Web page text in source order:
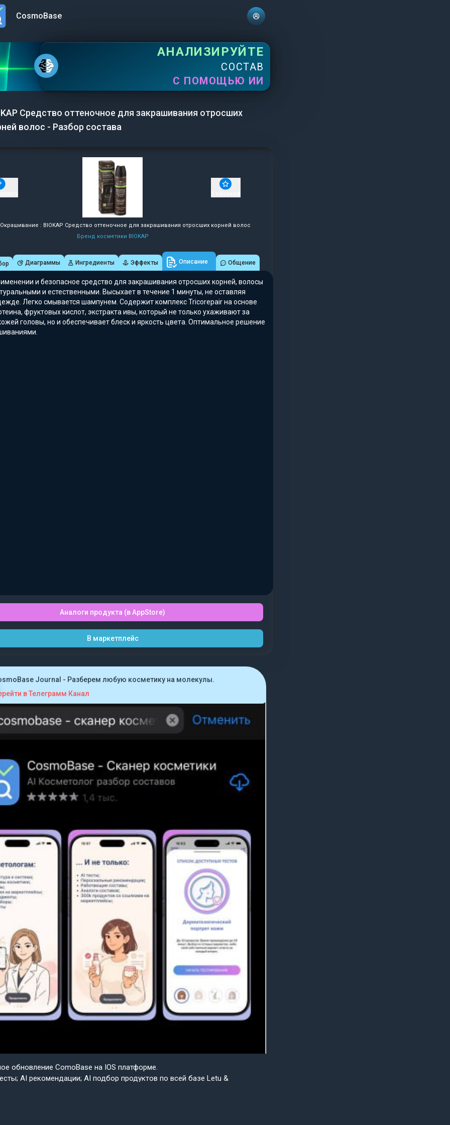
menuCosmoBase
АНАЛИЗИРУЙТЕ
СОСТАВ
С ПОМОЩЬЮ ИИ
Средство оттеночное для закрашивания отросших
волос - Разбор состава
: BIOKAP Средство оттеночное для закрашивания отросших корней волос
Бренд косметики BIOKAP
Диаграммы Ингредиенты Эффекты Описание Общение
и безопасное средство для закрашивания отросших корней, волосы
и естественными. Высыхает в течение 1 минуты, не оставляя
Легко смывается шампунем. Содержит комплекс Tricorepair на основе
фруктовых кислот, экстракта ивы, который не только ухаживают за
головы, но и обеспечивает блеск и яркость цвета. Оптимальное решение
Аналоги продукта (в AppStore)
В маркетплейс
Journal - Разберем любую косметику на молекулы.
в Телеграмм Канал
обновление ComoBase на IOS платформе.
AI рекомендации; AI подбор продуктов по всей базе Letu &